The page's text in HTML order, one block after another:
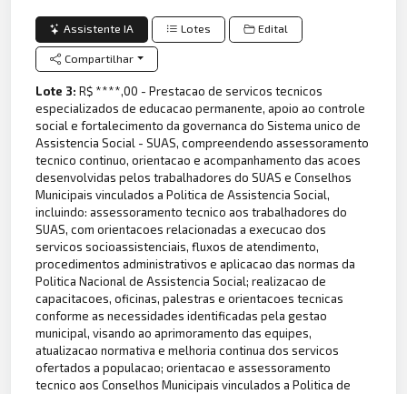
Assistente IA Lotes Edital
Compartilhar
Lote 3:R$ ****,00 - Prestacao de servicos tecnicos
especializados de educacao permanente, apoio ao controle
social e fortalecimento da governanca do Sistema unico de
Assistencia Social - SUAS, compreendendo assessoramento
tecnico continuo, orientacao e acompanhamento das acoes
desenvolvidas pelos trabalhadores do SUAS e Conselhos
Municipais vinculados a Politica de Assistencia Social,
incluindo: assessoramento tecnico aos trabalhadores do
SUAS, com orientacoes relacionadas a execucao dos
servicos socioassistenciais, fluxos de atendimento,
procedimentos administrativos e aplicacao das normas da
Politica Nacional de Assistencia Social; realizacao de
capacitacoes, oficinas, palestras e orientacoes tecnicas
conforme as necessidades identificadas pela gestao
municipal, visando ao aprimoramento das equipes,
atualizacao normativa e melhoria continua dos servicos
ofertados a populacao; orientacao e assessoramento
tecnico aos Conselhos Municipais vinculados a Politica de